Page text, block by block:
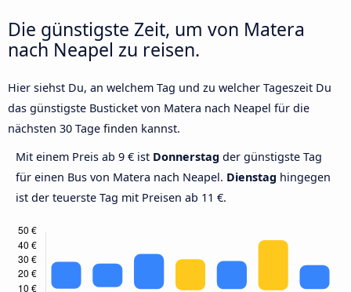
Die günstigste Zeit, um von Matera
nach Neapel zu reisen.
Hier siehst Du, an welchem Tag und zu welcher Tageszeit Du
das günstigste Busticket von Matera nach Neapel für die
nächsten 30 Tage finden kannst.
Mit einem Preis ab 9 € ist Donnerstag der günstigste Tag
für einen Bus von Matera nach Neapel. Dienstag hingegen
ist der teuerste Tag mit Preisen ab 11 €.